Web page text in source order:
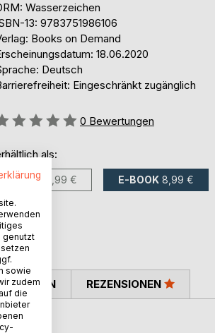
Wasserzeichen
13: 9783751986106
Books on Demand
18.06.2020
Deutsch
Eingeschränkt zugänglich
0 Bewertungen
als:
BUCH 13,99 € E-BOOK 8,99 €
REZENSIONEN
genutzt
sowie
zudem
die